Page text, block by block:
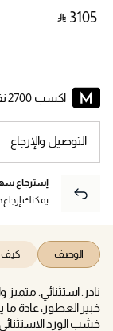
‎ ⃁ ⁦3105⁩ ‎
اكسب 2700 نقطة من ميوز على طلبك -
التوصيل والإرجاع
إسترجاع
يمكنك إرجاع هذا
الوصف
نادر. استثنائي.
خشب الورد